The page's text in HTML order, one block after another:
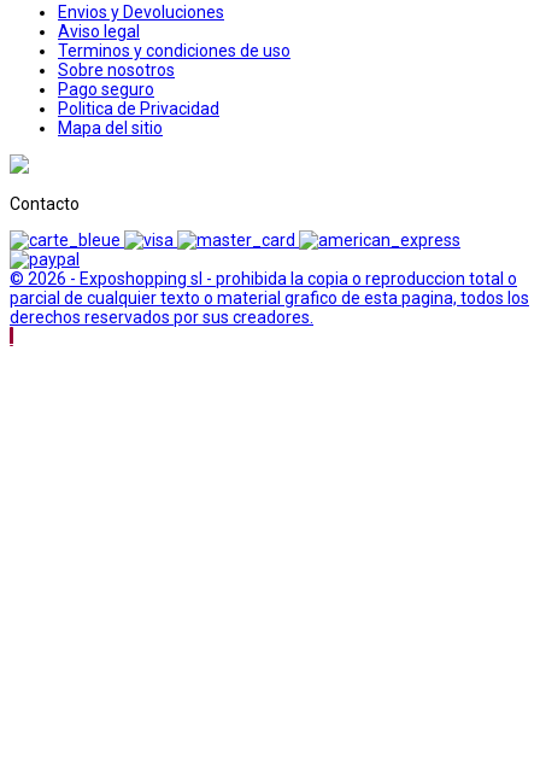
Envios y Devoluciones
Aviso legal
Terminos y condiciones de uso
Sobre nosotros
Pago seguro
Politica de Privacidad
Mapa del sitio
Contacto
© 2026 - Exposhopping sl - prohibida la copia o reproduccion total o
parcial de cualquier texto o material grafico de esta pagina, todos los
derechos reservados por sus creadores.